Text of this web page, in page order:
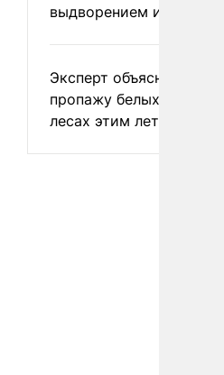
выдворением из
Эксперт объяснил
пропажу белых грибов
лесах этим летом